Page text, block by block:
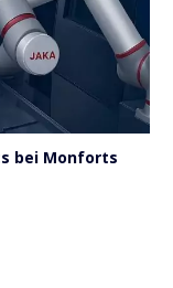
bei Monforts